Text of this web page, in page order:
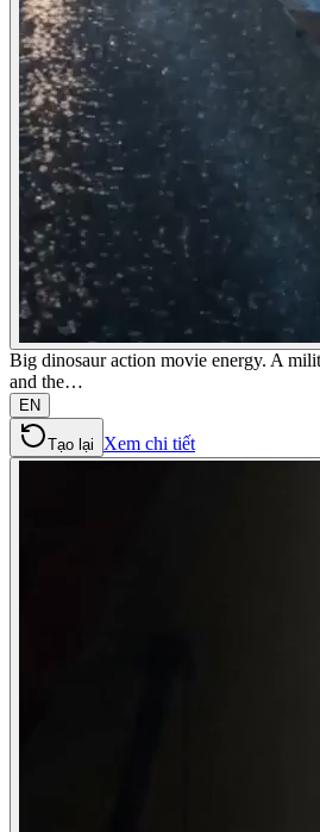
Big dinosaur action movie energy. A
and the…
EN
Tạo lại Xem chi tiết